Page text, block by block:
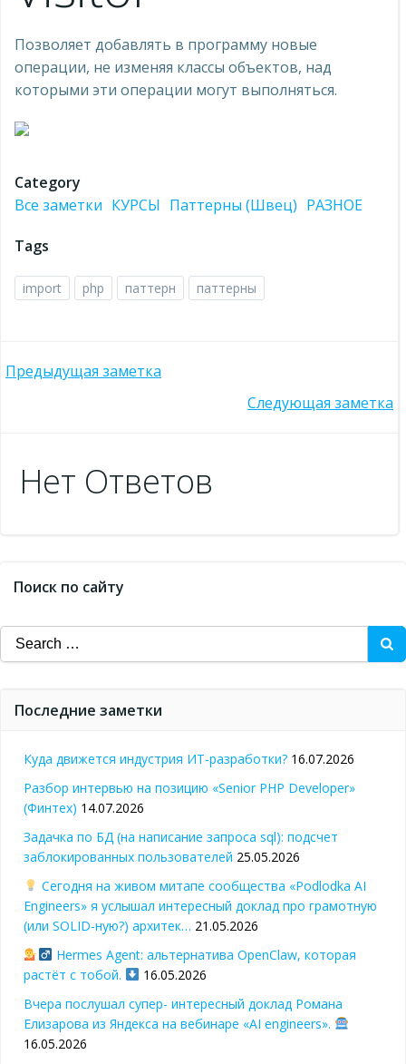
Позволяет добавлять в программу новые
операции, не изменяя классы объектов, над
которыми эти операции могут выполняться.
Category
Все заметки КУРСЫ Паттерны (Швец) РАЗНОЕ
Tags
import php паттерн паттерны
Post
Предыдущая заметка
navigation
Следующая заметка
Нет Ответов
Поиск по сайту
Search
for:
Последние заметки
Куда движется индустрия ИТ-разработки? 16.07.2026
Разбор интервью на позицию «Senior PHP Developer»
(Финтех) 14.07.2026
Задачка по БД (на написание запроса sql): подсчет
заблокированных пользователей 25.05.2026
Сегодня на живом митапе сообщества «Podlodka AI
Engineers» я услышал интересный доклад про грамотную
(или SOLID-ную?) архитек… 21.05.2026
Hermes Agent: альтернатива OpenClaw, которая
растёт с тобой.
16.05.2026
Вчера послушал супер- интересный доклад Романа
Елизарова из Яндекса на вебинаре «AI engineers».
16.05.2026